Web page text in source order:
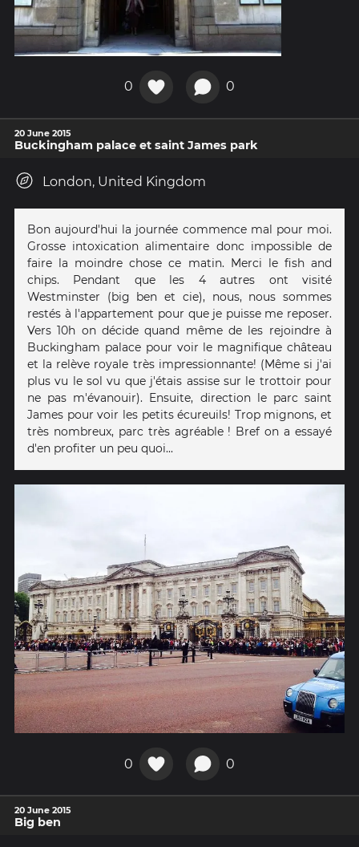
0 0
20 June 2015
Buckingham palace et saint James park
London, United Kingdom
Bon aujourd'hui la journée commence mal pour moi.
Grosse intoxication alimentaire donc impossible de
faire la moindre chose ce matin. Merci le fish and
chips. Pendant que les 4 autres ont visité
Westminster (big ben et cie), nous, nous sommes
restés à l'appartement pour que je puisse me reposer.
Vers 10h on décide quand même de les rejoindre à
Buckingham palace pour voir le magnifique château
et la relève royale très impressionnante! (Même si j'ai
plus vu le sol vu que j'étais assise sur le trottoir pour
ne pas m'évanouir). Ensuite, direction le parc saint
James pour voir les petits écureuils! Trop mignons, et
très nombreux, parc très agréable ! Bref on a essayé
d'en profiter un peu quoi...
0 0
20 June 2015
Big ben